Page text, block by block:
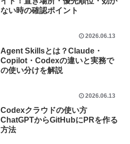
ない時の確認ポイント
2026.06.13
Agent Skillsとは？Claude・
Copilot・Codexの違いと実務で
の使い分けを解説
2026.06.13
Codexクラウドの使い方
ChatGPTからGitHubにPRを作る
方法